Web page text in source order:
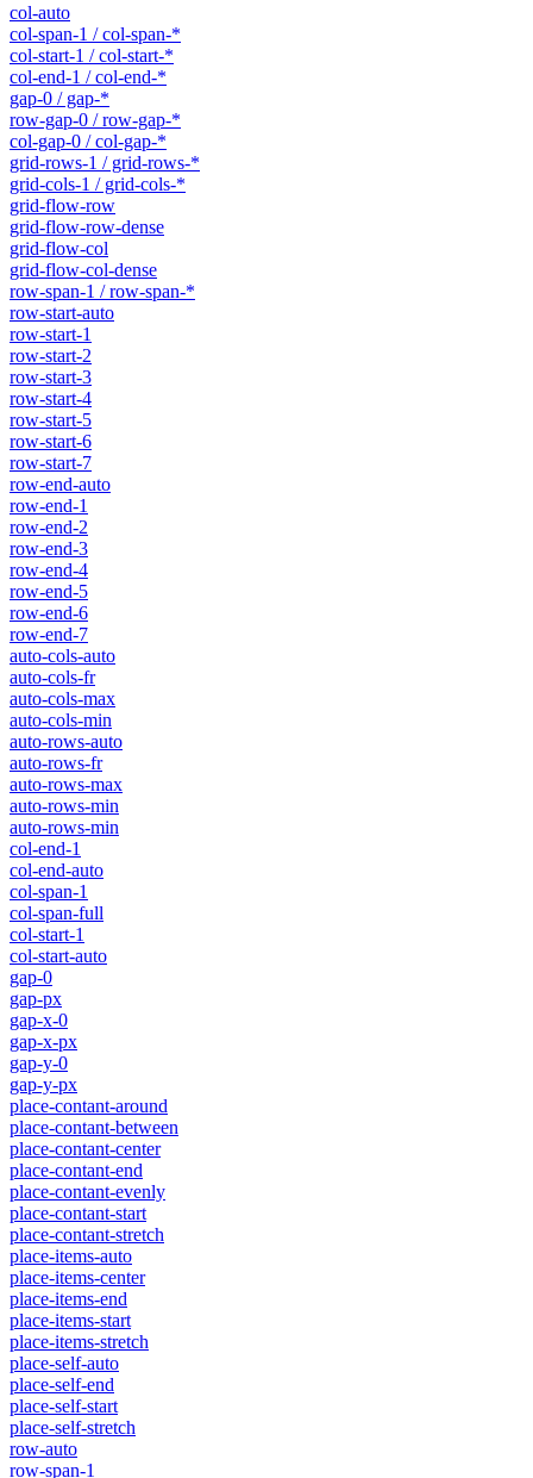
col-auto
col-span-1 / col-span-*
col-start-1 / col-start-*
col-end-1 / col-end-*
gap-0 / gap-*
row-gap-0 / row-gap-*
col-gap-0 / col-gap-*
grid-rows-1 / grid-rows-*
grid-cols-1 / grid-cols-*
grid-flow-row
grid-flow-row-dense
grid-flow-col
grid-flow-col-dense
row-span-1 / row-span-*
row-start-auto
row-start-1
row-start-2
row-start-3
row-start-4
row-start-5
row-start-6
row-start-7
row-end-auto
row-end-1
row-end-2
row-end-3
row-end-4
row-end-5
row-end-6
row-end-7
auto-cols-auto
auto-cols-fr
auto-cols-max
auto-cols-min
auto-rows-auto
auto-rows-fr
auto-rows-max
auto-rows-min
auto-rows-min
col-end-1
col-end-auto
col-span-1
col-span-full
col-start-1
col-start-auto
gap-0
gap-px
gap-x-0
gap-x-px
gap-y-0
gap-y-px
place-contant-around
place-contant-between
place-contant-center
place-contant-end
place-contant-evenly
place-contant-start
place-contant-stretch
place-items-auto
place-items-center
place-items-end
place-items-start
place-items-stretch
place-self-auto
place-self-end
place-self-start
place-self-stretch
row-auto
row-span-1